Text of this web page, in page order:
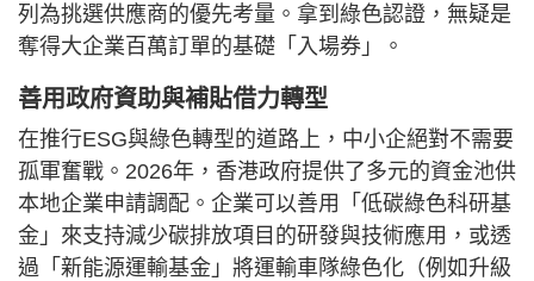
列為挑選供應商的優先考量。拿到綠色認證，無疑是
奪得大企業百萬訂單的基礎「入場券」。
善用政府資助與補貼借力轉型
在推行ESG與綠色轉型的道路上，中小企絕對不需要
孤軍奮戰。2026年，香港政府提供了多元的資金池供
本地企業申請調配。企業可以善用「低碳綠色科研基
金」來支持減少碳排放項目的研發與技術應用，或透
過「新能源運輸基金」將運輸車隊綠色化（例如升級